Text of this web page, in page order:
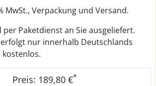
MwSt., Verpackung und Versand.
per Paketdienst an Sie ausgeliefert.
nur innerhalb Deutschlands
kostenlos.
Preis: 189,80 €*